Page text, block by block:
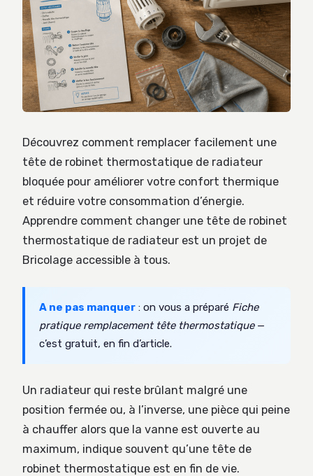
Découvrez comment remplacer facilement une
tête de robinet thermostatique de radiateur
bloquée pour améliorer votre confort thermique
et réduire votre consommation d’énergie.
Apprendre comment changer une tête de robinet
thermostatique de radiateur est un projet de
Bricolage accessible à tous.
A ne pas manquer : on vous a préparé Fiche
pratique remplacement tête thermostatique—
c’est gratuit, en fin d’article.
Un radiateur qui reste brûlant malgré une
position fermée ou, à l’inverse, une pièce qui peine
à chauffer alors que la vanne est ouverte au
maximum, indique souvent qu’une tête de
robinet thermostatique est en fin de vie.